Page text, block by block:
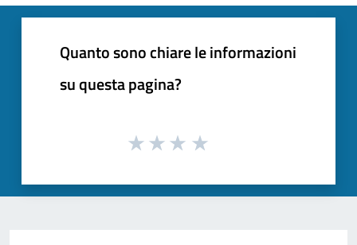
Quanto sono chiare le informazioni
su questa pagina?